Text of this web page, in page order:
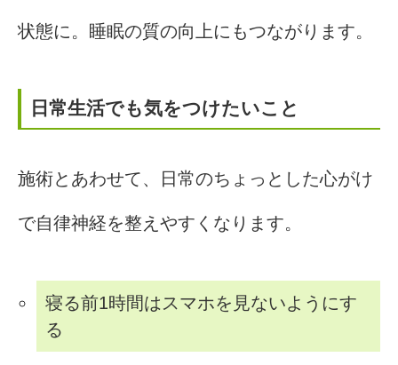
状態に。睡眠の質の向上にもつながります。
日常生活でも気をつけたいこと
施術とあわせて、日常のちょっとした心がけ
で自律神経を整えやすくなります。
寝る前1時間はスマホを見ないようにす
る